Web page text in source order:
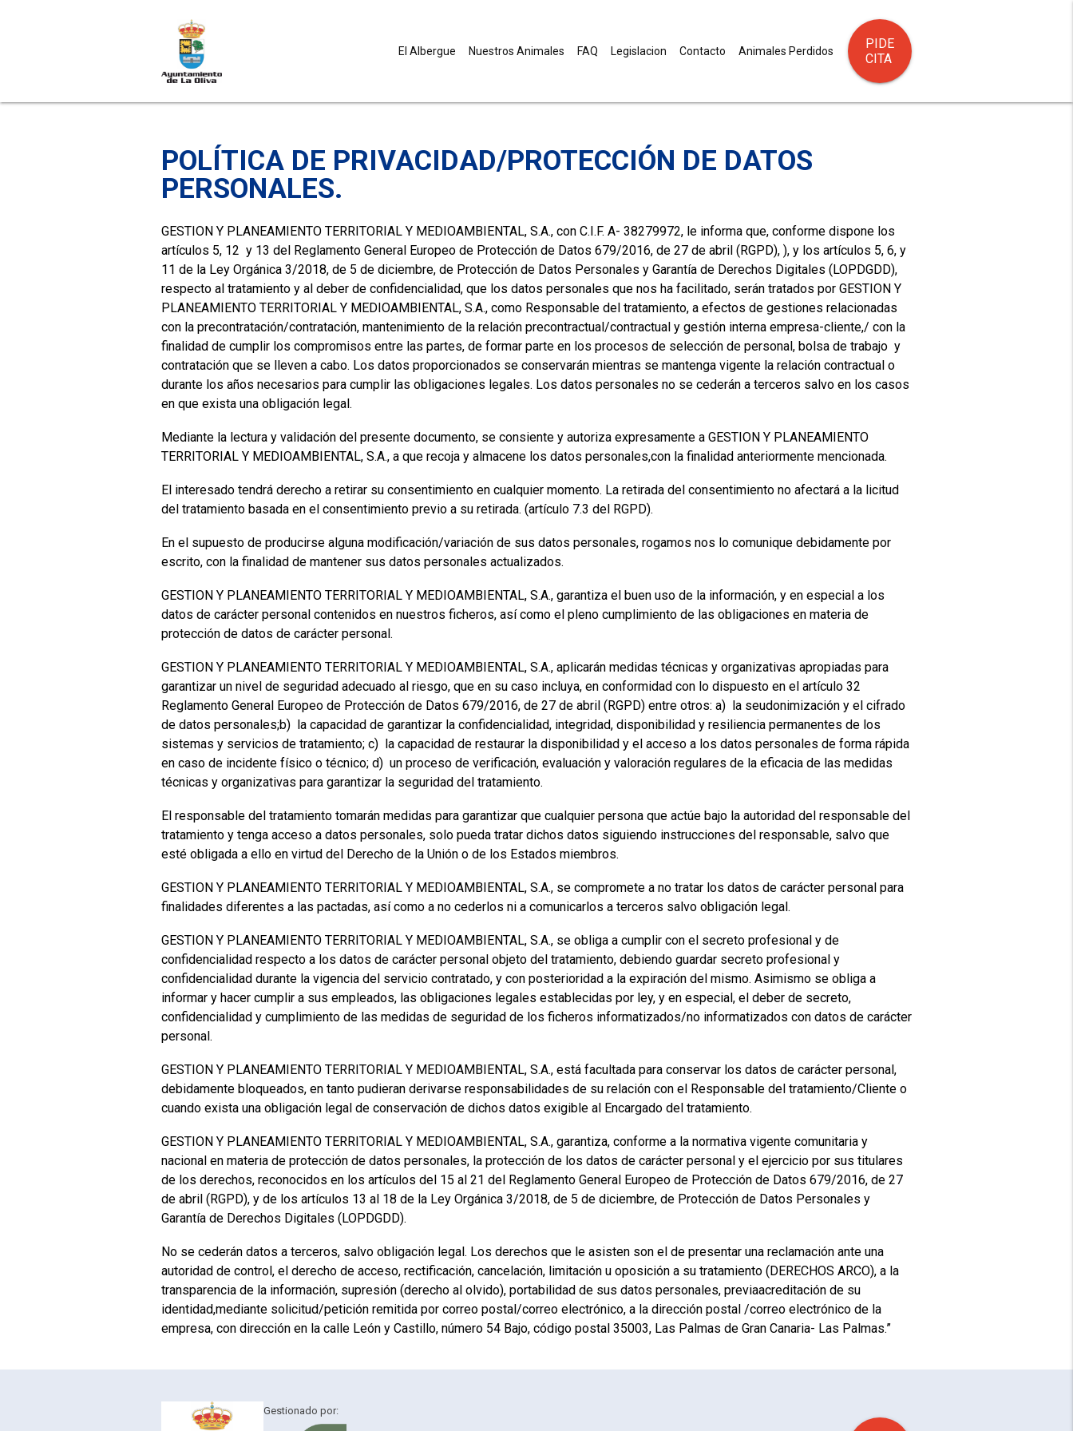
El Albergue Nuestros Animales FAQ Legislacion Contacto Animales Perdidos
PIDE
CITA
clear
POLÍTICA DE PRIVACIDAD/PROTECCIÓN DE DATOS
PERSONALES.
GESTION Y PLANEAMIENTO TERRITORIAL Y MEDIOAMBIENTAL, S.A., con C.I.F. A- 38279972, le informa que, conforme dispone los
artículos 5, 12 y 13 del Reglamento General Europeo de Protección de Datos 679/2016, de 27 de abril (RGPD), ), y los artículos 5, 6, y
11 de la Ley Orgánica 3/2018, de 5 de diciembre, de Protección de Datos Personales y Garantía de Derechos Digitales (LOPDGDD),
respecto al tratamiento y al deber de confidencialidad, que los datos personales que nos ha facilitado, serán tratados por GESTION Y
PLANEAMIENTO TERRITORIAL Y MEDIOAMBIENTAL, S.A., como Responsable del tratamiento, a efectos de gestiones relacionadas
con la precontratación/contratación, mantenimiento de la relación precontractual/contractual y gestión interna empresa-cliente,/ con la
finalidad de cumplir los compromisos entre las partes, de formar parte en los procesos de selección de personal, bolsa de trabajo y
contratación que se lleven a cabo. Los datos proporcionados se conservarán mientras se mantenga vigente la relación contractual o
durante los años necesarios para cumplir las obligaciones legales. Los datos personales no se cederán a terceros salvo en los casos
en que exista una obligación legal.
Mediante la lectura y validación del presente documento, se consiente y autoriza expresamente a GESTION Y PLANEAMIENTO
TERRITORIAL Y MEDIOAMBIENTAL, S.A., a que recoja y almacene los datos personales,con la finalidad anteriormente mencionada.
El interesado tendrá derecho a retirar su consentimiento en cualquier momento. La retirada del consentimiento no afectará a la licitud
del tratamiento basada en el consentimiento previo a su retirada. (artículo 7.3 del RGPD).
En el supuesto de producirse alguna modificación/variación de sus datos personales, rogamos nos lo comunique debidamente por
escrito, con la finalidad de mantener sus datos personales actualizados.
GESTION Y PLANEAMIENTO TERRITORIAL Y MEDIOAMBIENTAL, S.A., garantiza el buen uso de la información, y en especial a los
datos de carácter personal contenidos en nuestros ficheros, así como el pleno cumplimiento de las obligaciones en materia de
protección de datos de carácter personal.
GESTION Y PLANEAMIENTO TERRITORIAL Y MEDIOAMBIENTAL, S.A., aplicarán medidas técnicas y organizativas apropiadas para
garantizar un nivel de seguridad adecuado al riesgo, que en su caso incluya, en conformidad con lo dispuesto en el artículo 32
Reglamento General Europeo de Protección de Datos 679/2016, de 27 de abril (RGPD) entre otros: a) la seudonimización y el cifrado
de datos personales;b) la capacidad de garantizar la confidencialidad, integridad, disponibilidad y resiliencia permanentes de los
sistemas y servicios de tratamiento; c) la capacidad de restaurar la disponibilidad y el acceso a los datos personales de forma rápida
en caso de incidente físico o técnico; d) un proceso de verificación, evaluación y valoración regulares de la eficacia de las medidas
técnicas y organizativas para garantizar la seguridad del tratamiento.
El responsable del tratamiento tomarán medidas para garantizar que cualquier persona que actúe bajo la autoridad del responsable del
tratamiento y tenga acceso a datos personales, solo pueda tratar dichos datos siguiendo instrucciones del responsable, salvo que
esté obligada a ello en virtud del Derecho de la Unión o de los Estados miembros.
GESTION Y PLANEAMIENTO TERRITORIAL Y MEDIOAMBIENTAL, S.A., se compromete a no tratar los datos de carácter personal para
finalidades diferentes a las pactadas, así como a no cederlos ni a comunicarlos a terceros salvo obligación legal.
GESTION Y PLANEAMIENTO TERRITORIAL Y MEDIOAMBIENTAL, S.A., se obliga a cumplir con el secreto profesional y de
confidencialidad respecto a los datos de carácter personal objeto del tratamiento, debiendo guardar secreto profesional y
confidencialidad durante la vigencia del servicio contratado, y con posterioridad a la expiración del mismo. Asimismo se obliga a
informar y hacer cumplir a sus empleados, las obligaciones legales establecidas por ley, y en especial, el deber de secreto,
confidencialidad y cumplimiento de las medidas de seguridad de los ficheros informatizados/no informatizados con datos de carácter
personal.
GESTION Y PLANEAMIENTO TERRITORIAL Y MEDIOAMBIENTAL, S.A., está facultada para conservar los datos de carácter personal,
debidamente bloqueados, en tanto pudieran derivarse responsabilidades de su relación con el Responsable del tratamiento/Cliente o
cuando exista una obligación legal de conservación de dichos datos exigible al Encargado del tratamiento.
GESTION Y PLANEAMIENTO TERRITORIAL Y MEDIOAMBIENTAL, S.A., garantiza, conforme a la normativa vigente comunitaria y
nacional en materia de protección de datos personales, la protección de los datos de carácter personal y el ejercicio por sus titulares
de los derechos, reconocidos en los artículos del 15 al 21 del Reglamento General Europeo de Protección de Datos 679/2016, de 27
de abril (RGPD), y de los artículos 13 al 18 de la Ley Orgánica 3/2018, de 5 de diciembre, de Protección de Datos Personales y
Garantía de Derechos Digitales (LOPDGDD).
No se cederán datos a terceros, salvo obligación legal. Los derechos que le asisten son el de presentar una reclamación ante una
autoridad de control, el derecho de acceso, rectificación, cancelación, limitación u oposición a su tratamiento (DERECHOS ARCO), a la
transparencia de la información, supresión (derecho al olvido), portabilidad de sus datos personales, previaacreditación de su
identidad,mediante solicitud/petición remitida por correo postal/correo electrónico, a la dirección postal /correo electrónico de la
empresa, con dirección en la calle León y Castillo, número 54 Bajo, código postal 35003, Las Palmas de Gran Canaria- Las Palmas.”
Gestionado por: